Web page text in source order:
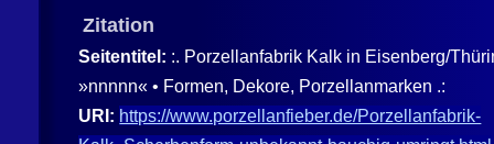
Zitation
Seitentitel: :. Porzellanfabrik Kalk in Eisenberg/
»nnnnn« • Formen, Dekore, Porzellanmarken .:
URI: https://www.porzellanfieber.de/Porzellanfabrik-